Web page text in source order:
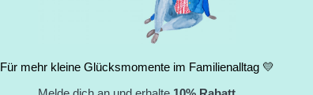
Für mehr kleine Glücksmomente im Familienalltag 💛